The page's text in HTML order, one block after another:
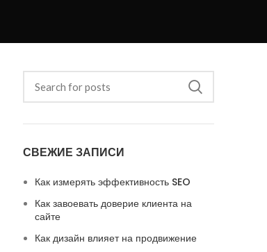
СВЕЖИЕ ЗАПИСИ
Как измерять эффективность SEO
Как завоевать доверие клиента на
сайте
Как дизайн влияет на продвижение